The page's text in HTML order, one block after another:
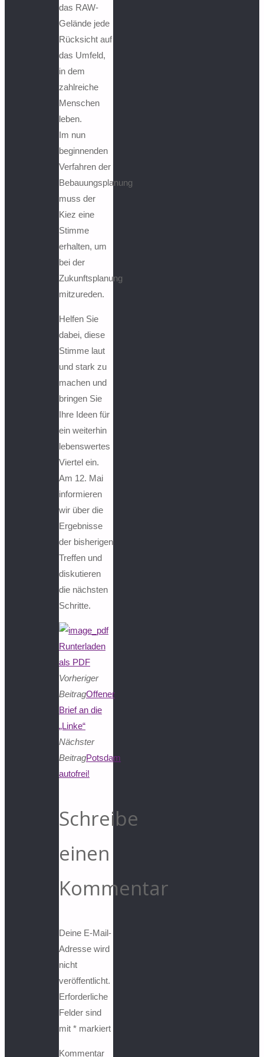
das RAW-
Gelände jede
Rücksicht auf
das Umfeld,
in dem
zahlreiche
Menschen
leben.
Im nun
beginnenden
Verfahren der
Bebauungsplanung
muss der
Kiez eine
Stimme
erhalten, um
bei der
Zukunftsplanung
mitzureden.
Helfen Sie
dabei, diese
Stimme laut
und stark zu
machen und
bringen Sie
Ihre Ideen für
ein weiterhin
lebenswertes
Viertel ein.
Am 12. Mai
informieren
wir über die
Ergebnisse
der bisherigen
Treffen und
diskutieren
die nächsten
Schritte.
Runterladen
als PDF
Vorheriger
BeitragOffener
Brief an die
„Linke“
Nächster
BeitragPotsdam
autofrei!
Schreibe
einen
Kommentar
Deine E-Mail-
Adresse wird
nicht
veröffentlicht.
Erforderliche
Felder sind
mit * markiert
Kommentar